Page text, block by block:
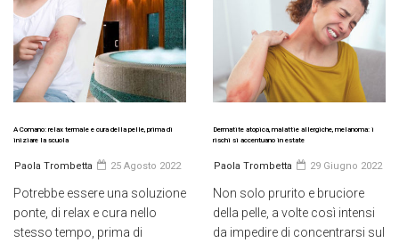
A Comano: relax termale e cura della pelle, prima di
iniziare la scuola
Paola Trombetta 25 Agosto 2022
Potrebbe essere una soluzione
ponte, di relax e cura nello
stesso tempo, prima di
Dermatite atopica, malattie allergiche, melanoma: i
rischi si accentuano in estate
Paola Trombetta 29 Giugno 2022
Non solo prurito e bruciore
della pelle, a volte così intensi
da impedire di concentrarsi sul